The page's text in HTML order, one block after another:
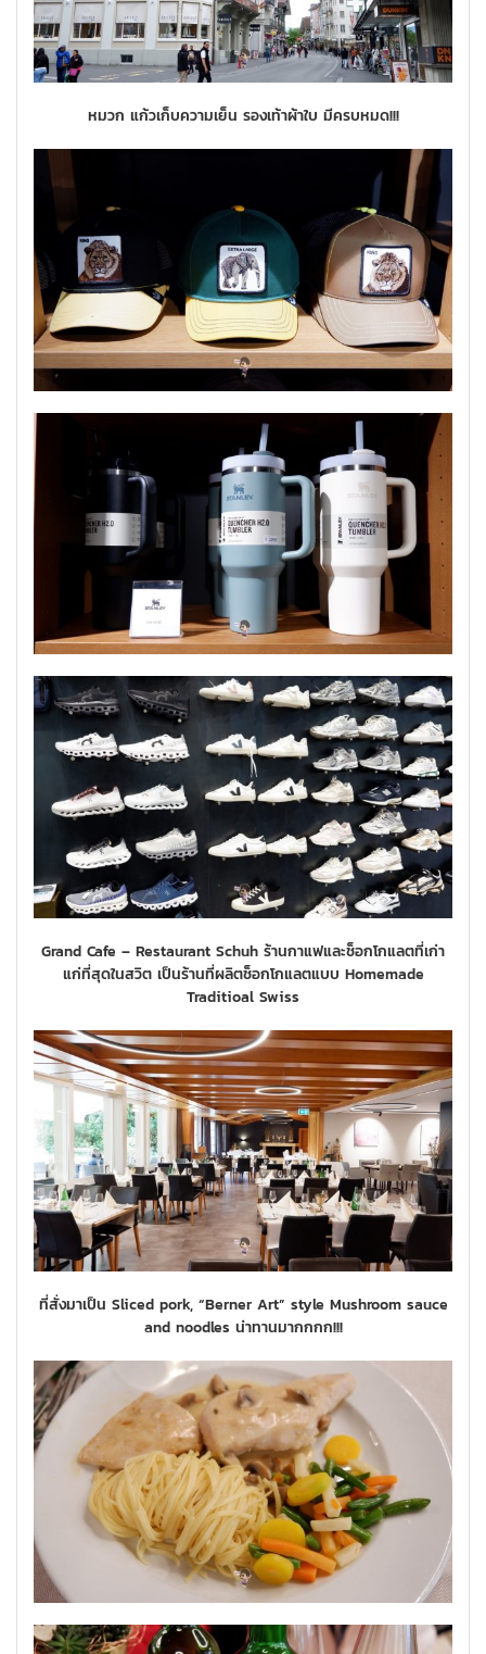
หมวก แก้วเก็บความเย็น รองเท้าผ้าใบ มีครบหมด!!!
Grand Cafe – Restaurant Schuh ร้านกาแฟและช็อกโกแลตที่เก่า
แก่ที่สุดในสวิต เป็นร้านที่ผลิตช็อกโกแลตแบบ Homemade
Traditioal Swiss
ที่สั่งมาเป็น Sliced pork, “Berner Art” style Mushroom sauce
and noodles น่าทานมากกกก!!!